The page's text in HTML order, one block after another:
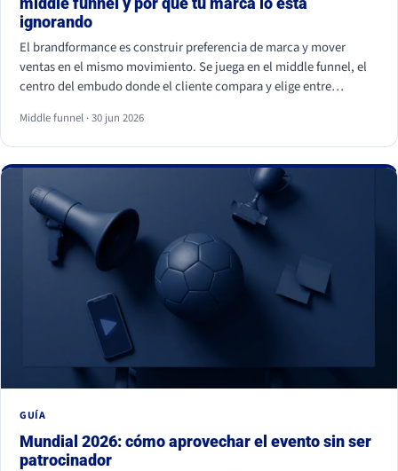
ignorando
El brandformance es construir preferencia de marca y mover
ventas en el mismo movimiento. Se juega en el middle funnel, el
centro del embudo donde el cliente compara y elige entre
invierte en los extremos (notoriedad y precio) y deja ese centro
vacío, que es justo donde se gana o se pierde la venta frente a la
marca blanca.
Middle funnel · 30 jun 2026
GUÍA
Mundial 2026: cómo aprovechar el evento sin ser
patrocinador